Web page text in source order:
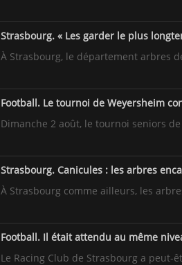
Strasbourg. « Les garder le plus
À Strasbourg, le département arbres
Football. Le tournoi de Weyersheim
Dimanche 2 août, le tournoi seniors
Strasbourg. Canicules : les arbres
À Strasbourg comme ailleurs, les
Football. Il était attendu au même
Le Racing Club de Strasbourg a